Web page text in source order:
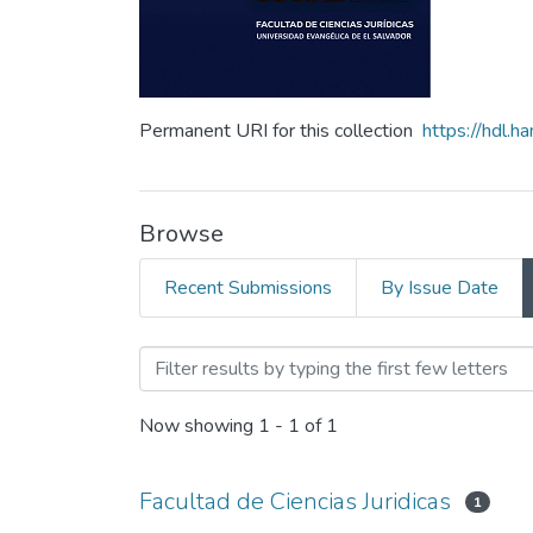
Permanent URI for this collection https://
Browse
Recent Submissions By Issue Date
Browsing Anuario de
Now showing 1 - 1 of 1
Facultad de Ciencias Juridicas 1